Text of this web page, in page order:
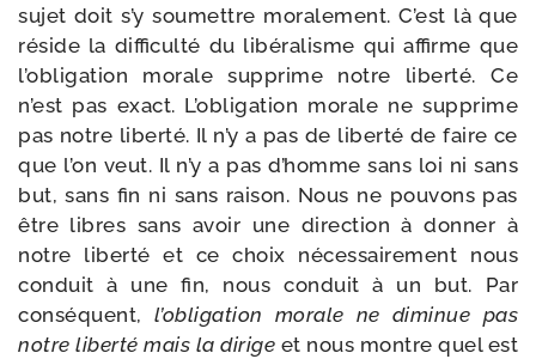
sujet doit s’y sou­mettre mora­le­ment. C’est là que
réside la dif­fi­cul­té du libé­ra­lisme qui affirme que
l’obligation morale sup­prime notre liber­té. Ce
n’est pas exact. L’obligation morale ne sup­prime
pas notre liber­té. Il n’y a pas de liber­té de faire ce
que l’on veut. Il n’y a pas d’homme sans loi ni sans
but, sans fin ni sans rai­son. Nous ne pou­vons pas
être libres sans avoir une direc­tion à don­ner à
notre liber­té et ce choix néces­sai­re­ment nous
conduit à une fin, nous conduit à un but. Par
consé­quent, l’obligation morale ne dimi­nue pas
notre liber­té mais la dirige et nous montre quel est